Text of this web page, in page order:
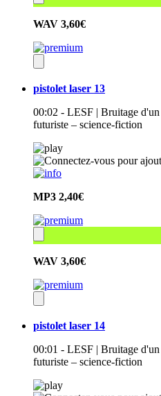
WAV 3,60€
pistolet laser 13
00:02 - LESF | Bruitage
futuriste – science-fiction
MP3 2,40€
WAV 3,60€
pistolet laser 14
00:01 - LESF | Bruitage
futuriste – science-fiction